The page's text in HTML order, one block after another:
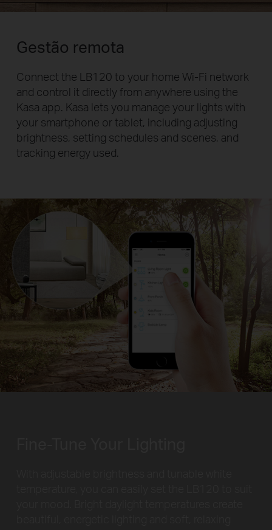
Gestão remota
Connect the LB120 to your home Wi-Fi network
and control it directly from anywhere using the
Kasa app. Kasa lets you manage your lights with
your smartphone or tablet, including adjusting
brightness, setting schedules and scenes, and
tracking energy used.